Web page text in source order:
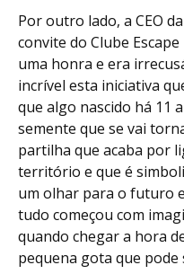
Por outro lado, a CEO
convite do Clube
uma honra e era
incrível esta iniciativa
que algo nascido há 11
semente que se vai
partilha que acaba por
território e que é
um olhar para o futuro
tudo começou com
quando chegar a hora
pequena gota que pode